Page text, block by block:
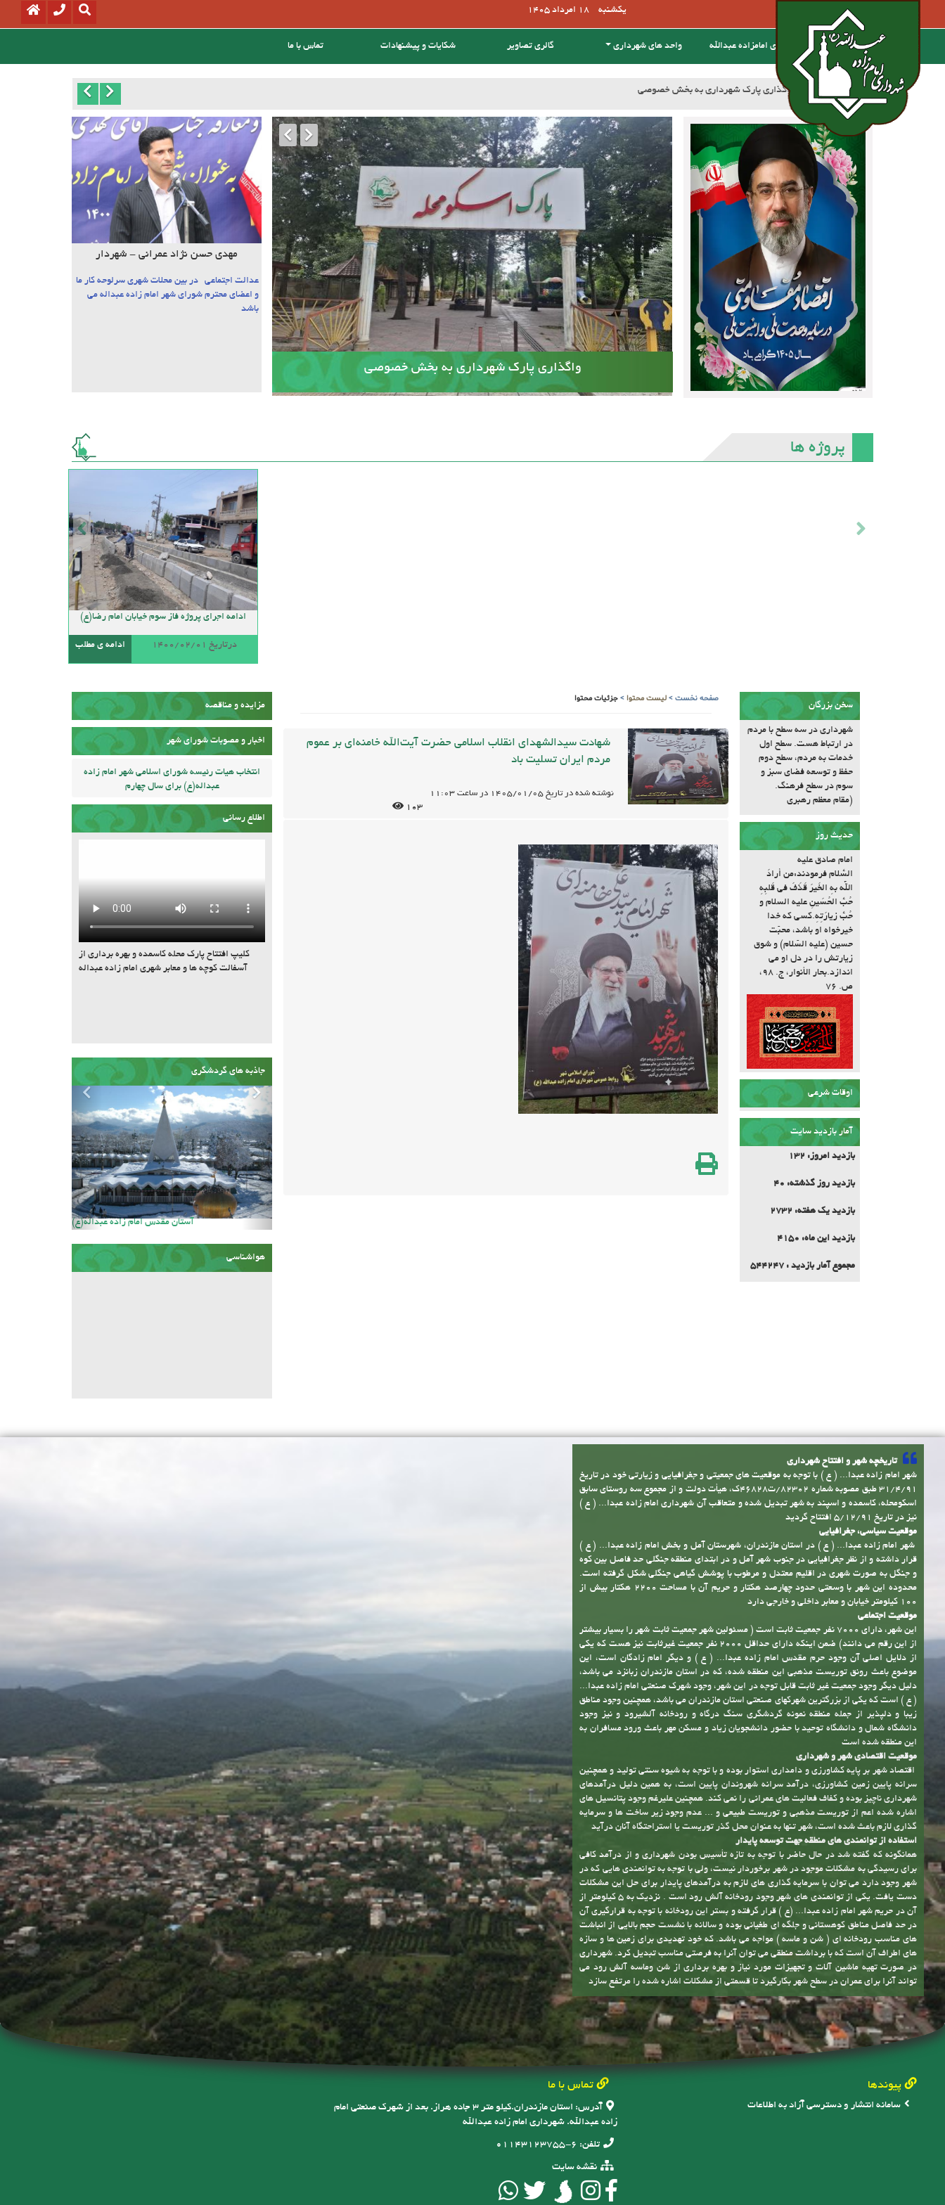
یکشنبه 18 امرداد 1405
تماس با ما شکایات و پیشنهادات گالری تصاویر واحد های شهرداری درباره ی امامزاده عبدالله خانه
:خبر آسفالت کوچه وصال ۲۰
آسفالت کوچه وصال ۲۰
مهدی حسن نژاد عمرانی - شهردار
عدالت اجتماعی در بین محلات شهری سرلوحه کار ما
و اعضای محترم شورای شهر امام زاده عبداله می
باشد
پروژه ها
ادامه اجرای پروژه فاز سوم خیابان امام رضا(ع)
ادامه ی مطلب درتاریخ 1400/02/01
مزایده و مناقصه
اخبار و مصوبات شورای شهر
انتخاب هیات رئیسه شورای اسلامی شهر امام زاده
عبداله(ع) برای سال چهارم
اطلاع رسانی
کلیپ افتتاح پارک محله کاسمده و بهره برداری از
آسفالت کوچه ها و معابر شهری امام زاده عبداله
جاذبه های گردشگری
صفحه نخست > لیست محتوا > جزئیات محتوا
شهادت سیدالشهدای انقلاب اسلامی حضرت آیت‌الله خامنه‌ای بر عموم
مردم ایران تسلیت باد
نوشته شده در تاریخ1405/01/05 در ساعت11:03
103
سخن بزرگان
شهرداری در سه سطح با مردم
در ارتباط هست. سطح اول
خدمات به مردم، سطح دوم
حفظ و توسعه فضای سبز و
سوم در سطح فرهنگ.
(مقام معظم رهبری
حدیث روز
امام صادق علیه
السّلام فرمودند:مَن أرادَ
اللّه بِهِ الخَیرَ قَذَفَ فی قَلبِهِ
حُبَّ الحُسَینِ علیه السلام و
حُبَّ زیارَتِهِ.کسى که خدا
خیرخواه او باشد، محبّت
حسین (علیه السّلام) و شوق
زیارتش را در دل او مى
اندازد.بحار الأنوار، ج. ۹۸،
ص. ۷۶
اوقات شرعی
آمار بازدید سایت
بازدید امروز: 132
بازدید روز گذشته: 40
بازدید یک هفته: 2732
بازدید این ماه: 4150
مجموع آمار بازدید : 544247
تاریخچه شهر و افتتاح شهرداری
شهر امام زاده عبدا... ( ع ) با توجه به موقعیت های جمعیتی و جغرافیایی و زیارتی خود در تاریخ
31/4/91 طبق مصوبه شماره 82302/ت46828ک، هیأت دولت و از مجموع سه روستای سابق
اسکومحله، کاسمده و اسپند به شهر تبدیل شده و متعاقب آن شهرداری امام زاده عبدا... ( ع )
نیز در تاریخ 5/12/91 افتتاح گردید
موقعیت سیاسی، جغرافیایی
شهر امام زاده عبدا... ( ع ) در استان مازندران، شهرستان آمل و بخش امام زاده عبدا... ( ع )
قرار داشته و از نظر جغرافیایی در جنوب شهر آمل و در ابتدای منطقه جنگلی حد فاصل بین کوه
و جنگل به صورت شهری در اقلیم معتدل و مرطوب با پوشش گیاهی جنگلی شکل گرفته است.
100 کیلومتر خیابان و معابر داخلی و خارجی دارد
موقعیت اجتماعی
این شهر، دارای 7000 نفر جمعیت ثابت است ( مسئولین شهر جمعیت ثابت شهر را بسیار بیشتر
از این رقم می دانند) ضمن اینکه دارای حداقل 2000 نفر جمعیت غیرثابت نیز هست که یکی
از دلایل اصلی آن وجود حرم مقدس امام زاده عبدا... ( ع ) و دیگر امام زادگان است، این
موضوع باعث رونق توریست مذهبی این منطقه شده، که در استان مازندران زبانزد می باشد،
دلیل دیگر وجود جمعیت غیر ثابت قابل توجه در این شهر، وجود شهرک صنعتی امام زاده عبدا...
( ع ) است که یکی از بزرگترین شهرکهای صنعتی استان مازندران می باشد، همچنین وجود مناطق
زیبا و دلپذیر از جمله منطقه نمونه گردشگری سنگ درگاه و رودخانه آلشیرود و نیز وجود
دانشگاه شمال و دانشگاه توحید با حضور دانشجویان زیاد و مسکن مهر باعث ورود مسافران به
این منطقه شده است
موقعیت اقتصادی شهر و شهرداری
اقتصاد شهر بر پایه کشاورزی و دامداری استوار بوده و با توجه به شیوه سنتی تولید و همچنین
سرانه پایین زمین کشاورزی، درآمد سرانه شهروندان پایین است، به همین دلیل درآمدهای
شهرداری ناچیز بوده و کفاف فعالیت های عمرانی را نمی کند. همچنین علیرغم وجود پتانسیل های
اشاره شده اعم از توریست مذهبی و توریست طبیعی و ... عدم وجود زیر ساخت ها و سرمایه
استفاده از توانمندی های منطقه جهت توسعه پایدار
همانگونه که گفته شد در حال حاضر با توجه به تازه تأسیس بودن شهرداری و از درآمد کافی
برای رسیدگی به مشکلات موجود در شهر برخوردار نیست، ولی با توجه به توانمندی هایی که در
شهر وجود دارد می توان با سرمایه گذاری های لازم به درآمدهای پایدار برای حل این مشکلات
دست یافت. یکی از توانمندی های شهر وجود رودخانه آلش رود است . نزدیک به 5 کیلومتر از
آن در حریم شهر امام زاده عبدا... (ع ) قرار گرفته و بستر این رودخانه با توجه به قرارگیری آن
در حد فاصل مناطق کوهستانی و جلگه ای طغیانی بوده و سالانه با نشست حجم بالایی از انباشت
های مناسب رودخانه ای ( شن و ماسه ) مواجه می باشد. که خود تهدیدی برای زمین ها و سازه
های اطراف آن است که با برداشت منطقی می توان آنرا به فرصتی مناسب تبدیل کرد. شهرداری
تواند آنرا برای عمران در سطح شهر بکارگیرد تا قسمتی از مشکلات اشاره شده را مرتفع سازد